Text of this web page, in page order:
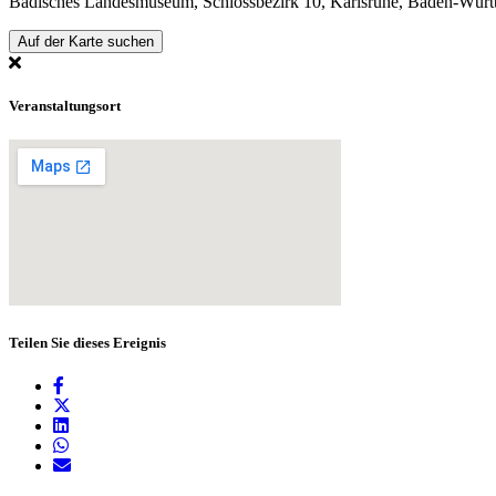
Auf der Karte suchen
Veranstaltungsort
Teilen Sie dieses Ereignis